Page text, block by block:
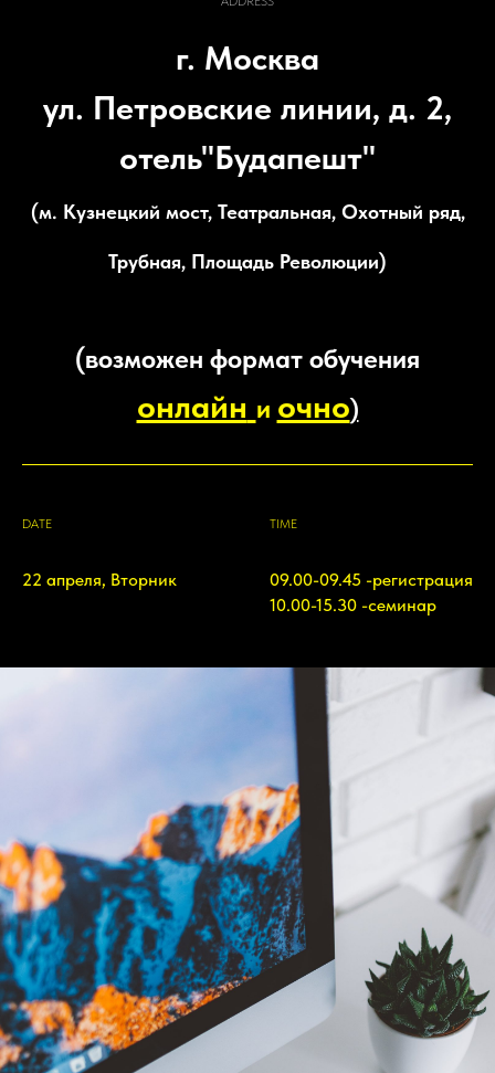
г. Москва
ул. Петровские линии, д. 2,
отель"Будапешт"
(м. Кузнецкий мост, Театральная, Охотный ряд,
Трубная, Площадь Революции)
(возможен формат обучения
онлайн и очно)
DATE TIME
22 апреля, Вторник
09.00-09.45 -регистрация
10.00-15.30 -семинар